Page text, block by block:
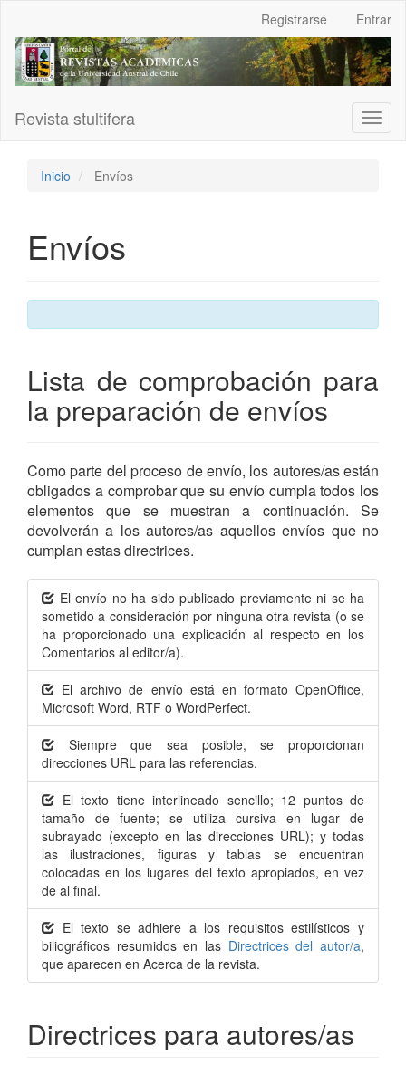
Contenido
principal
Barra
Registrarse Entrar
Revista stultifera
Inicio Envíos
Envíos
Lista de comprobación para
la preparación de envíos
Como parte del proceso de envío, los autores/as están
obligados a comprobar que su envío cumpla todos los
elementos que se muestran a continuación. Se
devolverán a los autores/as aquellos envíos que no
cumplan estas directrices.
El envío no ha sido publicado previamente ni se ha
sometido a consideración por ninguna otra revista (o se
ha proporcionado una explicación al respecto en los
Comentarios al editor/a).
El archivo de envío está en formato OpenOffice,
Microsoft Word, RTF o WordPerfect.
Siempre que sea posible, se proporcionan
direcciones URL para las referencias.
El texto tiene interlineado sencillo; 12 puntos de
tamaño de fuente; se utiliza cursiva en lugar de
subrayado (excepto en las direcciones URL); y todas
las ilustraciones, figuras y tablas se encuentran
colocadas en los lugares del texto apropiados, en vez
de al final.
El texto se adhiere a los requisitos estilísticos y
biliográficos resumidos en las Directrices del autor/a,
que aparecen en Acerca de la revista.
Directrices para autores/as